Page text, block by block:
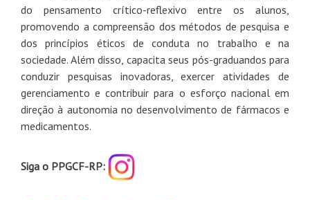
do pensamento crítico-reflexivo entre os alunos,
promovendo a compreensão dos métodos de pesquisa e
dos princípios éticos de conduta no trabalho e na
sociedade. Além disso, capacita seus pós-graduandos para
conduzir pesquisas inovadoras, exercer atividades de
gerenciamento e contribuir para o esforço nacional em
direção à autonomia no desenvolvimento de fármacos e
medicamentos.
Siga o PPGCF-RP: